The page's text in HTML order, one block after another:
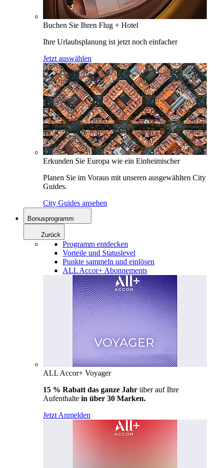
Buchen Sie Ihren Flug + Hotel
Ihre Urlaubsplanung ist jetzt noch einfacher
Jetzt auswählen
Erkunden Sie Europa wie ein Einheimischer
Planen Sie im Voraus mit unseren ausgewählten City
Guides.
City Guides ansehen
Bonusprogramm
Zurück
Programm entdecken
Vorteile und Statuslevel
Punkte sammeln und einlösen
ALL Accor+ Abonnements
ALL Accor+ Voyager
15 % Rabatt das ganze Jahr über auf Ihre
Aufenthalte in über 30 Marken.
Jetzt Anmelden